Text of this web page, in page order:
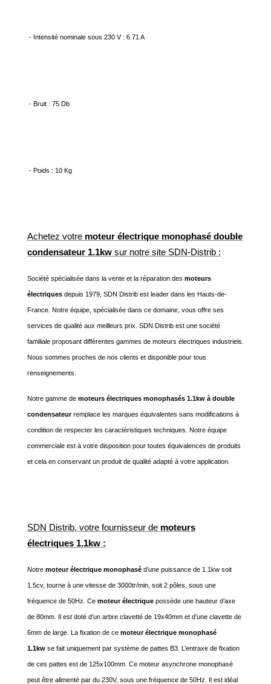
- Intensité nominale sous 230 V : 6.71 A
- Bruit : 75 Db
- Poids : 10 Kg
Achetez votre moteur électrique monophasé double
condensateur 1.1kw sur notre site SDN-Distrib :
Société spécialisée dans la vente et la réparation des moteurs
électriques depuis 1979, SDN Distrib est leader dans les Hauts-de-
France. Notre équipe, spécialisée dans ce domaine, vous offre ses
services de qualité aux meilleurs prix. SDN Distrib est une société
familiale proposant différentes gammes de moteurs électriques industriels.
Nous sommes proches de nos clients et disponible pour tous
renseignements.
Notre gamme de moteurs électriques monophasés 1.1kw à double
condensateurremplace les marques équivalentes sans modifications à
condition de respecter les caractéristiques techniques. Notre équipe
commerciale est à votre disposition pour toutes équivalences de produits
et cela en conservant un produit de qualité adapté à votre application.
SDN Distrib, votre fournisseur de moteurs
électriques 1.1kw :
Notre moteur électrique monophasé d’une puissance de 1.1kw soit
1.5cv, tourne à une vitesse de 3000tr/min, soit 2 pôles, sous une
fréquence de 50Hz. Ce moteur électrique possède une hauteur d’axe
de 80mm. Il est doté d’un arbre clavetté de 19x40mm et d’une clavette de
6mm de large. La fixation de ce moteur électrique monophasé
1.1kw se fait uniquement par système de pattes B3. L’entraxe de fixation
de ces pattes est de 125x100mm. Ce moteur asynchrone monophasé
peut être alimenté par du 230V, sous une fréquence de 50Hz. Il est idéal